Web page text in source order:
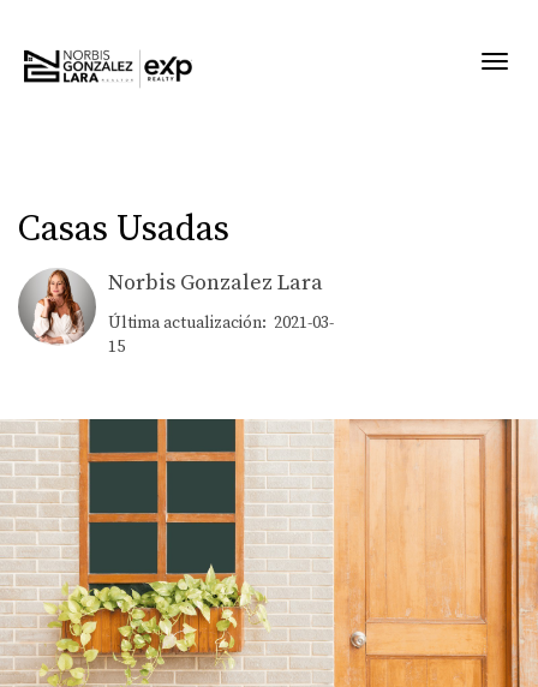
Casas Usadas
Norbis Gonzalez Lara
Última actualización: 2021-03-
15